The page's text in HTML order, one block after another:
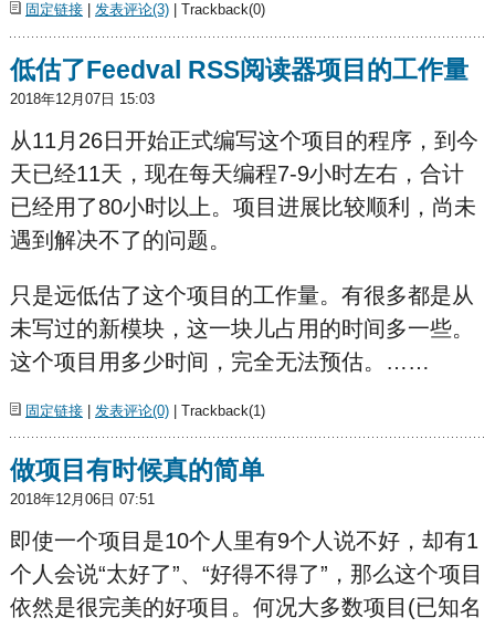
固定链接| 发表评论(3)| Trackback(0)
低估了Feedval RSS阅读器项目的工作量
2018年12月07日 15:03
从11月26日开始正式编写这个项目的程序，到今
天已经11天，现在每天编程7-9小时左右，合计
已经用了80小时以上。项目进展比较顺利，尚未
遇到解决不了的问题。
只是远低估了这个项目的工作量。有很多都是从
未写过的新模块，这一块儿占用的时间多一些。
这个项目用多少时间，完全无法预估。……
固定链接| 发表评论(0)| Trackback(1)
做项目有时候真的简单
2018年12月06日 07:51
即使一个项目是10个人里有9个人说不好，却有1
个人会说“太好了”、“好得不得了”，那么这个项目
依然是很完美的好项目。何况大多数项目(已知名